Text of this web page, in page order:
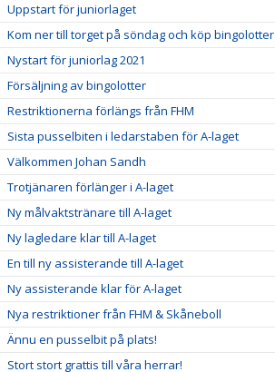
Uppstart för juniorlaget
Kom ner till torget på söndag och köp bingolotter
Nystart för juniorlag 2021
Försäljning av bingolotter
Restriktionerna förlängs från FHM
Sista pusselbiten i ledarstaben för A-laget
Välkommen Johan Sandh
Trotjänaren förlänger i A-laget
Ny målvaktstränare till A-laget
Ny lagledare klar till A-laget
En till ny assisterande till A-laget
Ny assisterande klar för A-laget
Nya restriktioner från FHM & Skåneboll
Ännu en pusselbit på plats!
Stort stort grattis till våra herrar!